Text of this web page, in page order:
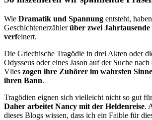
Wie Dramatik und Spannung entsteht,
Geschichten­erzählerüber zwei
verfeinert.
Die Griechische Tragödie in drei Akten oder
Odysseus oder eines Jason auf der Suche
Vlies zo­gen ihre Zuhörer im wahrsten
ihren Bann.
Tragödien eignen sich vielleicht nicht so gut
Daher ar­beitet Nancy mit der Heldenreise.
dieses Blogs wissen, dass ich ein Faible für